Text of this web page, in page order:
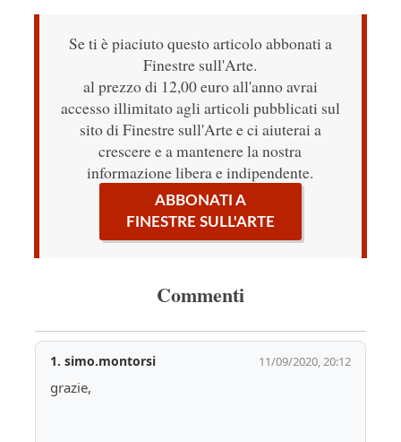
Se ti è piaciuto questo articolo abbonati a
Finestre sull'Arte.
al prezzo di 12,00 euro all'anno avrai
accesso illimitato agli articoli pubblicati sul
sito di Finestre sull'Arte e ci aiuterai a
crescere e a mantenere la nostra
informazione libera e indipendente.
ABBONATI A
FINESTRE SULL'ARTE
Commenti
1. simo.montorsi 11/09/2020, 20:12
grazie,